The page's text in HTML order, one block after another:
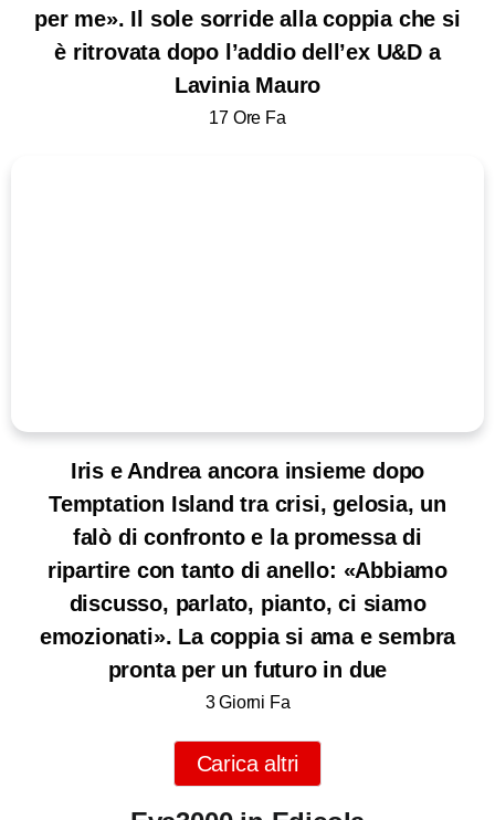
per me». Il sole sorride alla coppia che si
è ritrovata dopo l’addio dell’ex U&D a
Lavinia Mauro
17 Ore Fa
Iris e Andrea ancora insieme dopo
Temptation Island tra crisi, gelosia, un
falò di confronto e la promessa di
ripartire con tanto di anello: «Abbiamo
discusso, parlato, pianto, ci siamo
emozionati». La coppia si ama e sembra
pronta per un futuro in due
3 Giorni Fa
Carica altri